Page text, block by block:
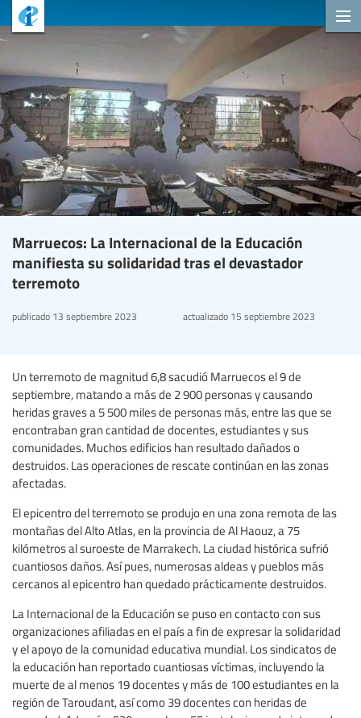
Marruecos: La Internacional de la Educación
manifiesta su solidaridad tras el devastador
terremoto
publicado 13 septiembre 2023 actualizado15 septiembre 2023
Un terremoto de magnitud 6,8 sacudió Marruecos el 9 de
septiembre, matando a más de 2 900 personas y causando
heridas graves a 5 500 miles de personas más, entre las que se
encontraban gran cantidad de docentes, estudiantes y sus
comunidades. Muchos edificios han resultado dañados o
destruidos. Las operaciones de rescate continúan en las zonas
afectadas.
El epicentro del terremoto se produjo en una zona remota de las
montañas del Alto Atlas, en la provincia de Al Haouz, a 75
kilómetros al suroeste de Marrakech. La ciudad histórica sufrió
cuantiosos daños. Así pues, numerosas aldeas y pueblos más
cercanos al epicentro han quedado prácticamente destruidos.
La Internacional de la Educación se puso en contacto con sus
organizaciones afiliadas en el país a fin de expresar la solidaridad
y el apoyo de la comunidad educativa mundial. Los sindicatos de
la educación han reportado cuantiosas víctimas, incluyendo la
muerte de al menos 19 docentes y más de 100 estudiantes en la
región de Taroudant, así como 39 docentes con heridas de